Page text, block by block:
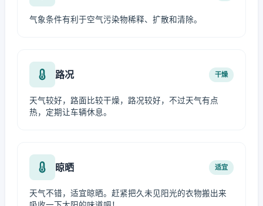
气象条件有利于空气污染物稀释、扩散和清除。
路况 干燥
天气较好，路面比较干燥，路况较好，不过天气有点
热，定期让车辆休息。
晾晒 适宜
天气不错，适宜晾晒。赶紧把久未见阳光的衣物搬出来